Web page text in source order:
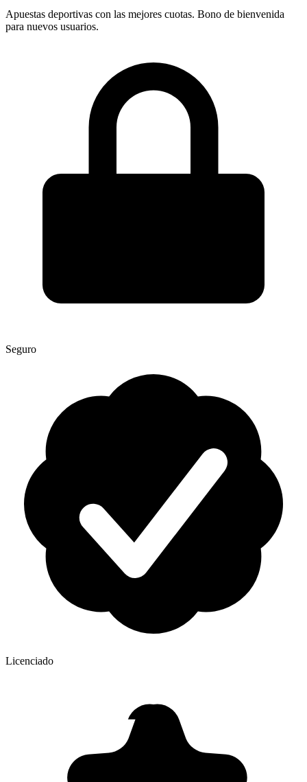
Apuestas deportivas con las mejores cuotas. Bono de bienvenida
para nuevos usuarios.
Seguro
Licenciado